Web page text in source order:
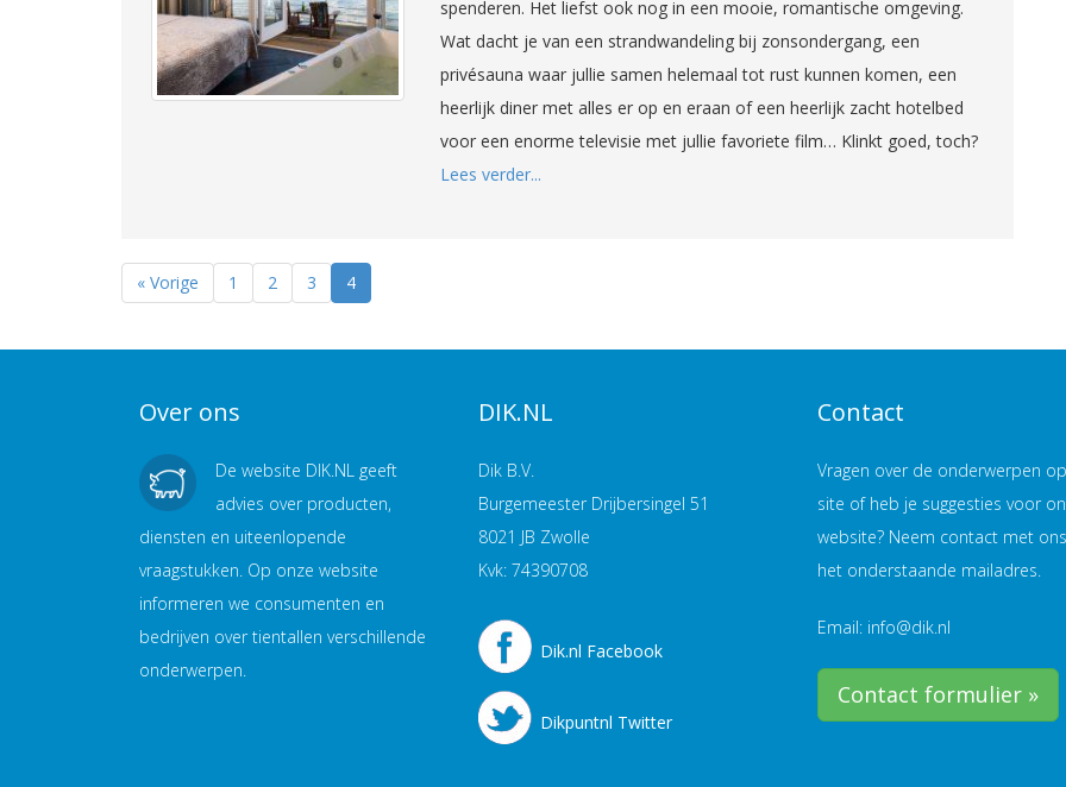
spenderen. Het liefst ook nog in een mooie, romantische omgeving.
Wat dacht je van een strandwandeling bij zonsondergang, een
privésauna waar jullie samen helemaal tot rust kunnen komen, een
heerlijk diner met alles er op en eraan of een heerlijk zacht hotelbed
voor een enorme televisie met jullie favoriete film… Klinkt goed, toch?
Lees verder...
« Vorige 1 2 3 4
Over ons
De website DIK.NL geeft
advies over producten,
diensten en uiteenlopende
vraagstukken. Op onze website
informeren we consumenten en
bedrijven over tientallen verschillende
onderwerpen.
DIK.NL
Dik B.V.
Burgemeester Drijbersingel 51
8021 JB Zwolle
Kvk: 74390708
Dik.nl Facebook
Dikpuntnl Twitter
Contact
Vragen over de onderwerpen
site of heb je suggesties voor
website? Neem contact met
het onderstaande mailadres.
Email: info@dik.nl
Contact formulier »